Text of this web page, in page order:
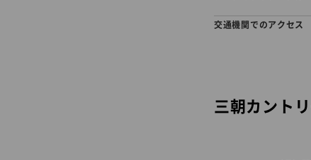
交通機関でのアクセス
三朝カント